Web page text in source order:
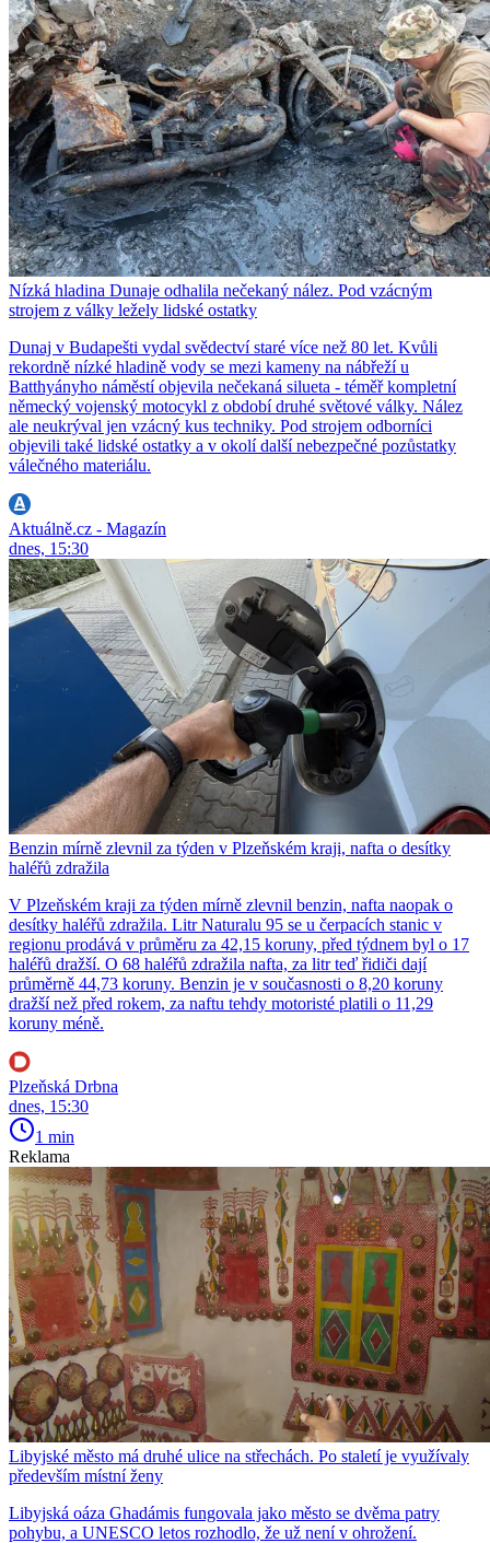
Nízká hladina Dunaje odhalila nečekaný nález. Pod vzácným
strojem z války ležely lidské ostatky
Dunaj v Budapešti vydal svědectví staré více než 80 let. Kvůli
rekordně nízké hladině vody se mezi kameny na nábřeží u
Batthyányho náměstí objevila nečekaná silueta - téměř kompletní
německý vojenský motocykl z období druhé světové války. Nález
ale neukrýval jen vzácný kus techniky. Pod strojem odborníci
objevili také lidské ostatky a v okolí další nebezpečné pozůstatky
válečného materiálu.
Aktuálně.cz - Magazín
dnes, 15:30
Benzin mírně zlevnil za týden v Plzeňském kraji, nafta o desítky
haléřů zdražila
V Plzeňském kraji za týden mírně zlevnil benzin, nafta naopak o
desítky haléřů zdražila. Litr Naturalu 95 se u čerpacích stanic v
regionu prodává v průměru za 42,15 koruny, před týdnem byl o 17
haléřů dražší. O 68 haléřů zdražila nafta, za litr teď řidiči dají
průměrně 44,73 koruny. Benzin je v současnosti o 8,20 koruny
dražší než před rokem, za naftu tehdy motoristé platili o 11,29
koruny méně.
Plzeňská Drbna
dnes, 15:30
1 min
Reklama
Libyjské město má druhé ulice na střechách. Po staletí je využívaly
především místní ženy
Libyjská oáza Ghadámis fungovala jako město se dvěma patry
pohybu, a UNESCO letos rozhodlo, že už není v ohrožení.